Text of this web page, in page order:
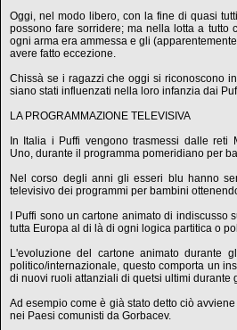
Oggi, nel modo libero, con la fine di quasi
possono fare sorridere; ma nella lotta a tutto
ogni arma era ammessa e gli
avere fatto eccezione.
Chissà se i ragazzi che oggi si riconoscono
siano stati influenzati nella loro infanzia dai
LA PROGRAMMAZIONE TELEVISIVA
In Italia i Puffi vengono trasmessi dalle reti
Uno, durante il programma pomeridiano per
Nel corso degli anni gli esseri blu hanno
televisivo dei programmi per bambini
I Puffi sono un cartone animato di indiscusso
tutta Europa al di là di ogni logica partitica o
L'evoluzione del cartone animato durante
politico/internazionale, questo comporta un
di nuovi ruoli attanziali di quetsi ultimi durante
Ad esempio come è già stato detto ciò
nei Paesi comunisti da Gorbacev.